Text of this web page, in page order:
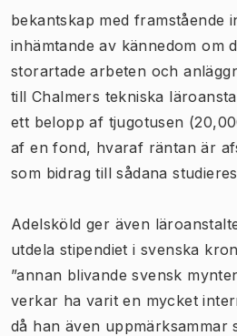
bekantskap med framstående
inhämtande av kännedom om
storartade arbeten och
till Chalmers tekniska
ett belopp af tjugotusen
af en fond, hvaraf räntan är
som bidrag till sådana
Adelsköld ger även
utdela stipendiet i svenska
”annan blivande svensk
verkar ha varit en mycket
då han även uppmärksammar